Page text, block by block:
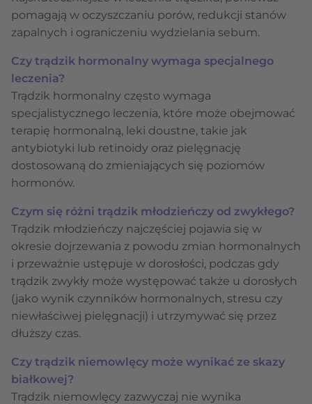
pomagają w oczyszczaniu porów, redukcji stanów
zapalnych i ograniczeniu wydzielania sebum.
Czy trądzik hormonalny wymaga specjalnego
leczenia?
Trądzik hormonalny często wymaga
specjalistycznego leczenia, które może obejmować
terapię hormonalną, leki doustne, takie jak
antybiotyki lub retinoidy oraz pielęgnację
dostosowaną do zmieniających się poziomów
hormonów.
Czym się różni trądzik młodzieńczy od zwykłego?
Trądzik młodzieńczy najczęściej pojawia się w
okresie dojrzewania z powodu zmian hormonalnych
i przeważnie ustępuje w dorosłości, podczas gdy
trądzik zwykły może występować także u dorosłych
(jako wynik czynników hormonalnych, stresu czy
niewłaściwej pielęgnacji) i utrzymywać się przez
dłuższy czas.
Czy trądzik niemowlęcy może wynikać ze skazy
białkowej?
Trądzik niemowlęcy zazwyczaj nie wynika